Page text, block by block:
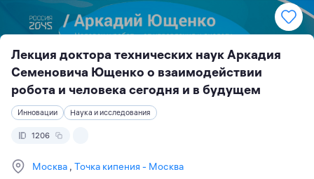
Лекция доктора технических наук Аркадия
Семеновича Ющенко о взаимодействии
робота и человека сегодня и в будущем
Инновации Наука и исследования
1206
Москва Точка кипения - Москва